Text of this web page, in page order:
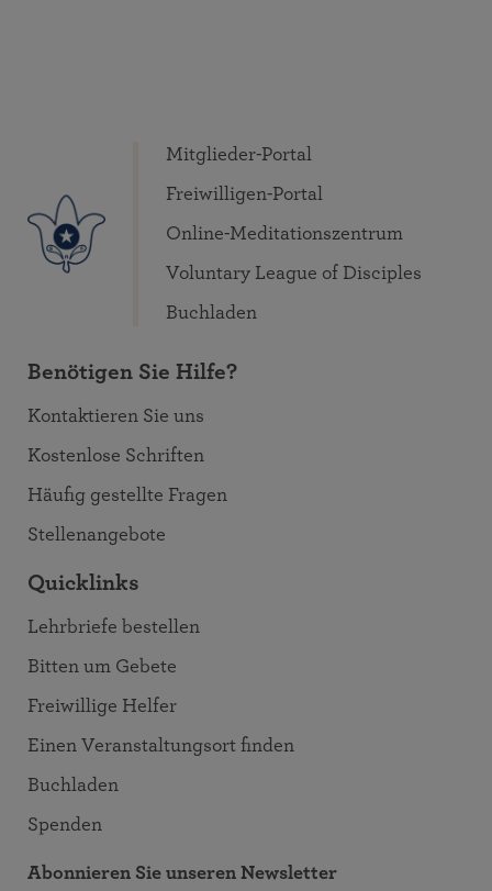
Mitglieder-Portal
Freiwilligen-Portal
Online-Meditationszentrum
Voluntary League of Disciples
Buchladen
Benötigen Sie Hilfe?
Kontaktieren Sie uns
Kostenlose Schriften
Häufig gestellte Fragen
Stellenangebote
Quicklinks
Lehrbriefe bestellen
Bitten um Gebete
Freiwillige Helfer
Einen Veranstaltungsort finden
Buchladen
Spenden
Abonnieren Sie unseren Newsletter